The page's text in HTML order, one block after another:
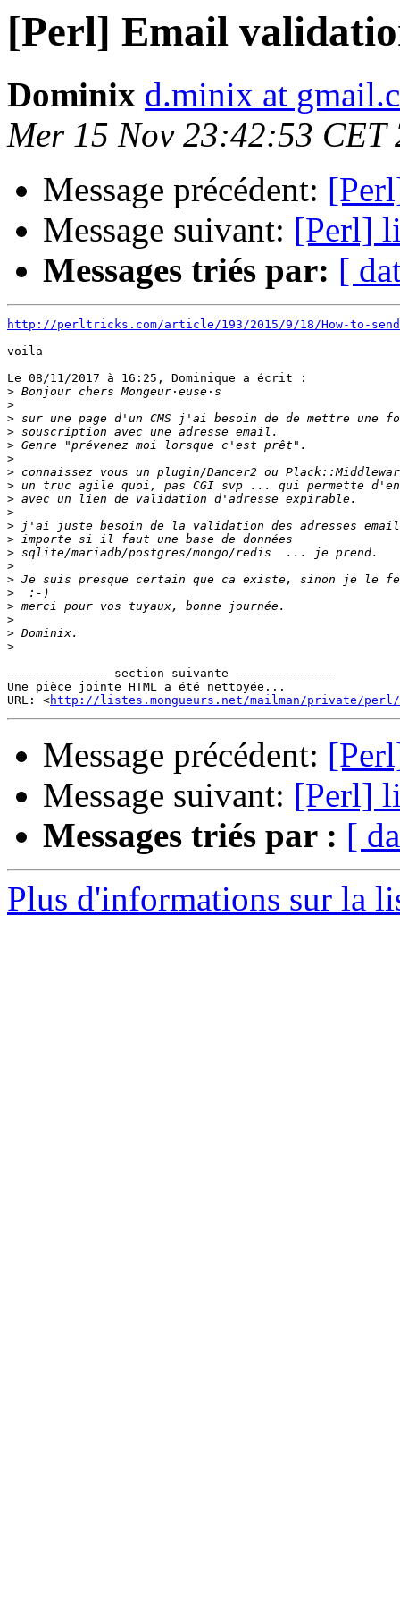
[Perl] Email
Dominix d.minix at
Mer 15 Nov 23:42:53 CET
Message précédent:
Message suivant: [Perl]
Messages triés par: [
http://perltricks.com/article/193/2015/9/18/How-to-
voila
Le 08/11/2017 à 16:25, Dominique a écrit :
>
>
>
>
>
>
>
>
>
>
>
>
>
>
>
>
>
>
>
>
-------------- section suivante --------------
Une pièce jointe HTML a été nettoyée...
URL: <http://listes.mongueurs.net/mailman/private/perl/
Message précédent:
Message suivant: [Perl]
Messages triés par : [
Plus d'informations sur la